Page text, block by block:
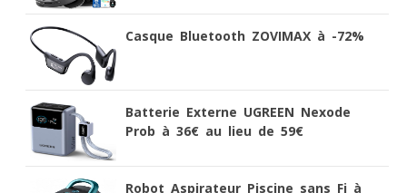
Casque Bluetooth ZOVIMAX à -72%
Batterie Externe UGREEN Nexode
Prob à 36€ au lieu de 59€
Robot Aspirateur Piscine sans Fi à